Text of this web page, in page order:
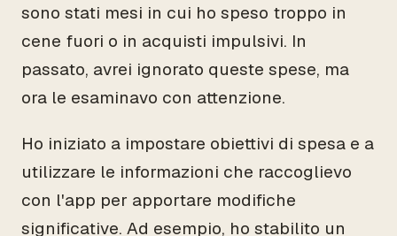
sono stati mesi in cui ho speso troppo in
cene fuori o in acquisti impulsivi. In
passato, avrei ignorato queste spese, ma
ora le esaminavo con attenzione.
Ho iniziato a impostare obiettivi di spesa e a
utilizzare le informazioni che raccoglievo
con l'app per apportare modifiche
significative. Ad esempio, ho stabilito un